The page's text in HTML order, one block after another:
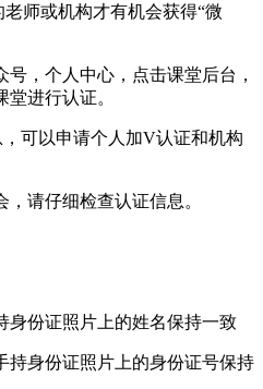
师或机构才有机会获得“微
，个人中心，点击课堂后台，
进行认证。
可以申请个人加V认证和机构
请仔细检查认证信息。
身份证照片上的姓名保持一致
持身份证照片上的身份证号保持